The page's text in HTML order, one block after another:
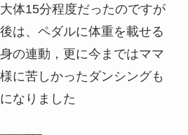
体15分程度だったのですが
は、ペダルに体重を載せる
の連動，更に今まではママ
に苦しかったダンシングも
なりました